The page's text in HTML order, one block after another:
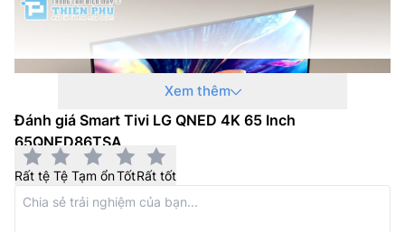
Model năm: 2024
Xem thêm
Đánh giá Smart Tivi LG QNED 4K 65 Inch
65QNED86TSA
Rất tệ Tệ Tạm ổnTốtRất tốt